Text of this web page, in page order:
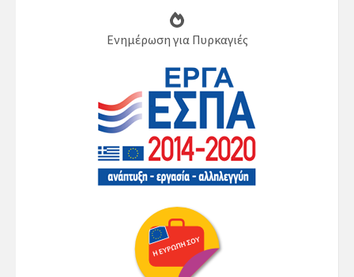
Ενημέρωση για Πυρκαγιές